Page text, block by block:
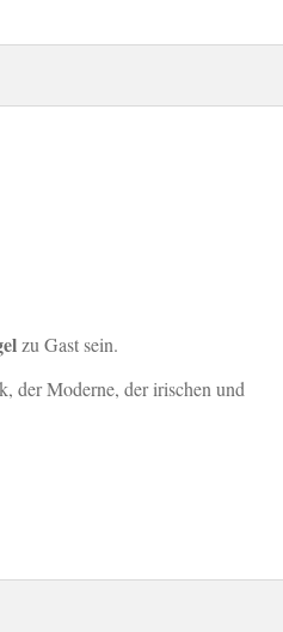
zu Gast sein.
der Moderne, der irischen und